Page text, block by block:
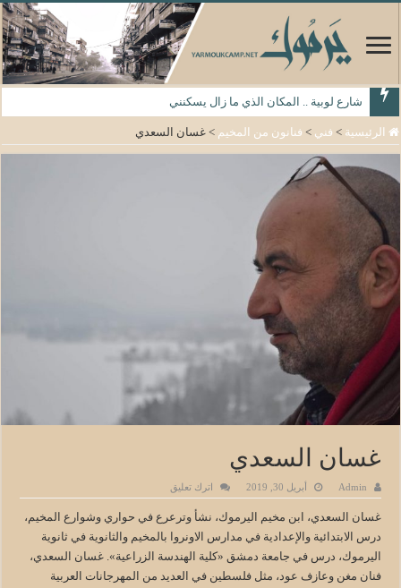
شارع لوبية .. المكان الذي ما زال يسكنني
الرئيسية > فني > فنانون من المخيم > غسان السعدي
غسان السعدي
Admin أبريل 30, 2019 اترك تعليق
غسان السعدي، ابن مخيم اليرموك، نشأ وترعرع في حواري وشوارع المخيم،
درس الابتدائية والإعدادية في مدارس الاونروا بالمخيم والثانوية في ثانوية
اليرموك، درس في جامعة دمشق «كلية الهندسة الزراعية». غسان السعدي،
فنان مغن وعازف عود، مثل فلسطين في العديد من المهرجانات العربية